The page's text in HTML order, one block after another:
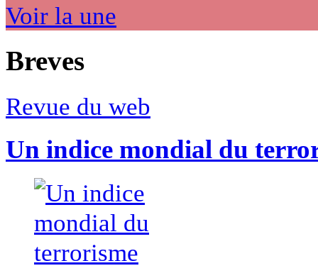
Voir la une
Breves
Revue du web
Un indice mondial du